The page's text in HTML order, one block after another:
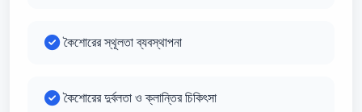
কৈশোরের স্থূলতা ব্যবস্থাপনা
কৈশোরের দুর্বলতা ও ক্লান্তির চিকিৎসা